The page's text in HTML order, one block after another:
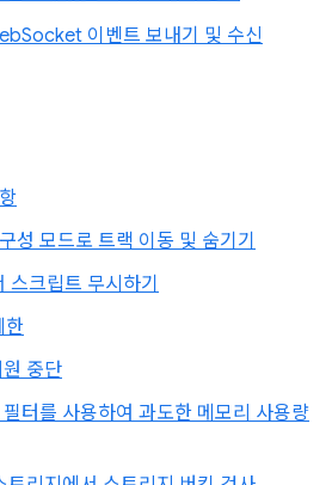
이벤트 보내기 및 수신
성 모드로 트랙 이동 및 숨기기
크립트 무시하기
한
중단
터를 사용하여 과도한 메모리 사용량